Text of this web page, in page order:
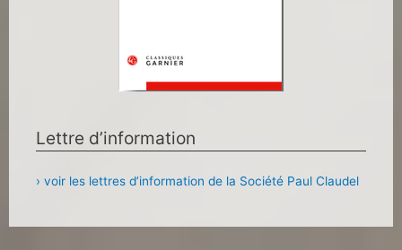
Lettre d’information
› voir les lettres d’information de la Société Paul Claudel